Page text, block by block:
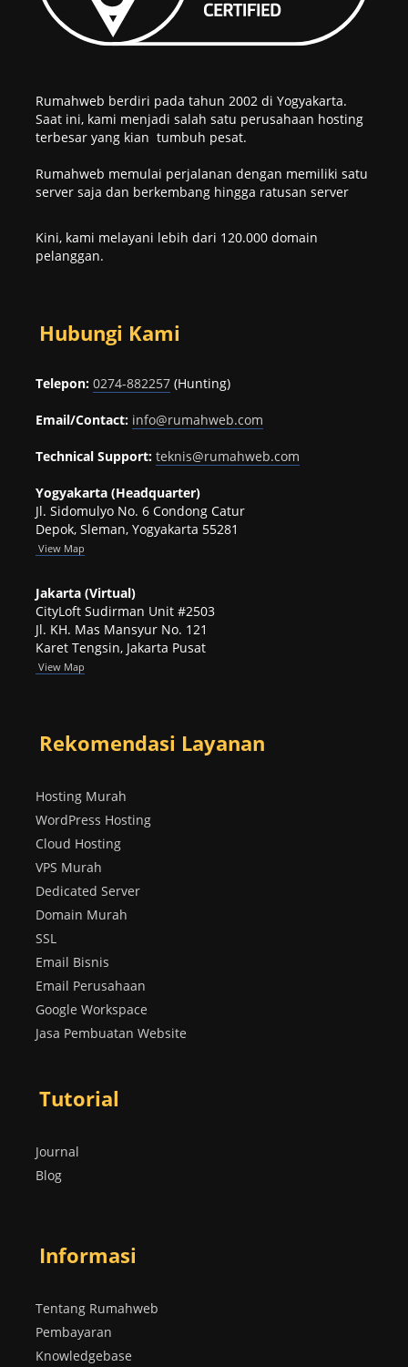
Rumahweb berdiri pada tahun 2002 di Yogyakarta.
Saat ini, kami menjadi salah satu perusahaan hosting
terbesar yang kian tumbuh pesat.
Rumahweb memulai perjalanan dengan memiliki satu
server saja dan berkembang hingga ratusan server
Kini, kami melayani lebih dari 120.000 domain
pelanggan.
Hubungi Kami
Telepon: 0274-882257 (Hunting)
Email/Contact: info@rumahweb.com
Technical Support: teknis@rumahweb.com
Yogyakarta (Headquarter)
Jl. Sidomulyo No. 6 Condong Catur
Depok, Sleman, Yogyakarta 55281
View Map
Jakarta (Virtual)
CityLoft Sudirman Unit #2503
Jl. KH. Mas Mansyur No. 121
Karet Tengsin, Jakarta Pusat
View Map
Rekomendasi Layanan
Hosting Murah
WordPress Hosting
Cloud Hosting
VPS Murah
Dedicated Server
Domain Murah
SSL
Email Bisnis
Email Perusahaan
Google Workspace
Jasa Pembuatan Website
Tutorial
Journal
Blog
Informasi
Tentang Rumahweb
Pembayaran
Knowledgebase